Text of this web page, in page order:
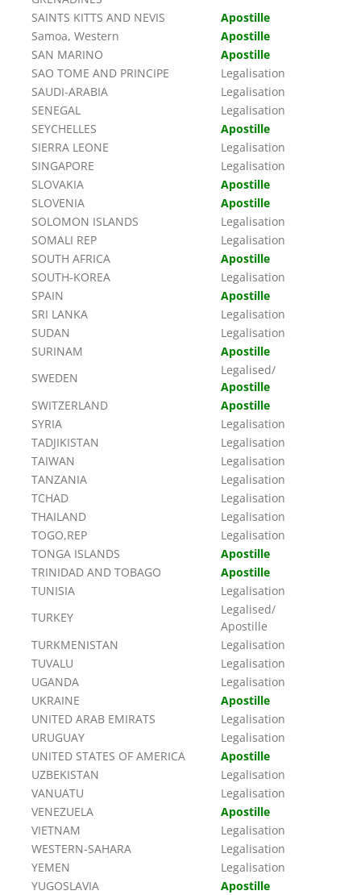
SAINTS KITTS AND NEVIS
Apostille
Samoa, Western
Apostille
SAN MARINO
Apostille
SAO TOME AND PRINCIPE
Legalisation
SAUDI-ARABIA
Legalisation
SENEGAL
Legalisation
SEYCHELLES
Apostille
SIERRA LEONE
Legalisation
SINGAPORE
Legalisation
SLOVAKIA
Apostille
SLOVENIA
Apostille
SOLOMON ISLANDS
Legalisation
SOMALI REP
Legalisation
SOUTH AFRICA
Apostille
SOUTH-KOREA
Legalisation
SPAIN
Apostille
SRI LANKA
Legalisation
SUDAN
Legalisation
SURINAM
Apostille
SWEDEN
Legalised/
Apostille
SWITZERLAND
Apostille
SYRIA
Legalisation
TADJIKISTAN
Legalisation
TAIWAN
Legalisation
TANZANIA
Legalisation
TCHAD
Legalisation
THAILAND
Legalisation
TOGO,REP
Legalisation
TONGA ISLANDS
Apostille
TRINIDAD AND TOBAGO
Apostille
TUNISIA
Legalisation
TURKEY
Legalised/
Apostille
TURKMENISTAN
Legalisation
TUVALU
Legalisation
UGANDA
Legalisation
UKRAINE
Apostille
UNITED ARAB EMIRATS
Legalisation
URUGUAY
Legalisation
UNITED STATES OF AMERICA
Apostille
UZBEKISTAN
Legalisation
VANUATU
Legalisation
VENEZUELA
Apostille
VIETNAM
Legalisation
WESTERN-SAHARA
Legalisation
YEMEN
Legalisation
YUGOSLAVIA
Apostille